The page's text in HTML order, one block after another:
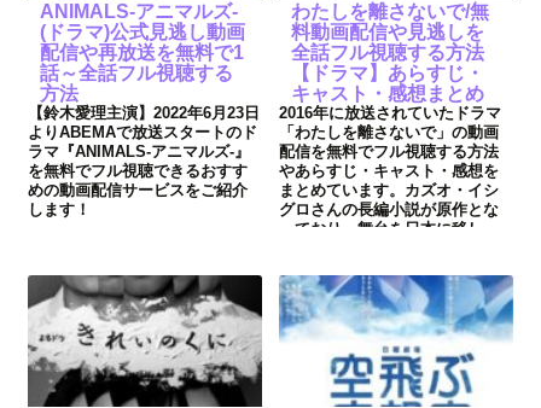
ANIMALS-アニマルズ-
(ドラマ)公式見逃し動画
配信や再放送を無料で1
話～全話フル視聴する
方法
【鈴木愛理主演】2022年6月23日
よりABEMAで放送スタートのド
ラマ『ANIMALS-アニマルズ-』
を無料でフル視聴できるおすす
めの動画配信サービスをご紹介
します！
わたしを離さないで/無
料動画配信や見逃しを
全話フル視聴する方法
【ドラマ】あらすじ・
キャスト・感想まとめ
2016年に放送されていたドラマ
「わたしを離さないで」の動画
配信を無料でフル視聴する方法
やあらすじ・キャスト・感想を
まとめています。カズオ・イシ
グロさんの長編小説が原作とな
っており、舞台を日本に移し、
さんといった豪華キャストで
す。